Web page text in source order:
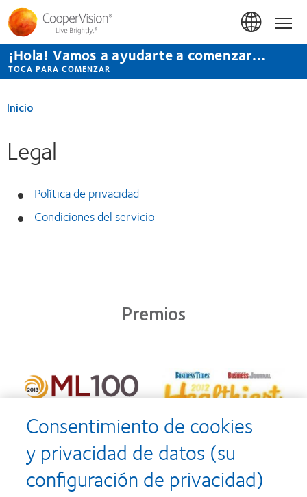
Pasar
contenido
principal
Inicio
¡Hola! Vamos a ayudarte a comenzar...
TOCA PARA COMENZAR
Inicio
Legal
Política de privacidad
Condiciones del servicio
Premios
Consentimiento de cookies
y privacidad de datos (su
configuración de privacidad)